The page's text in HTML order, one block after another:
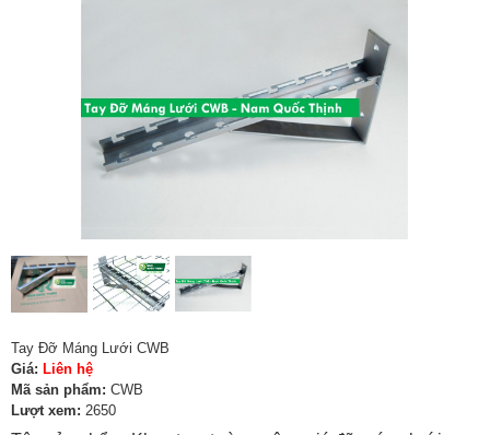
Tay Đỡ Máng Lưới CWB
Giá: Liên hệ
Mã sản phẩm: CWB
Lượt xem: 2650